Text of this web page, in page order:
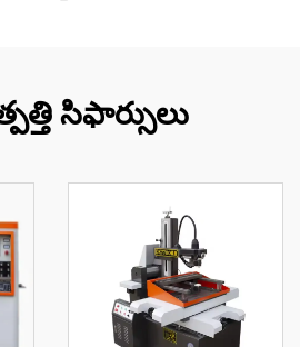
సిఫార్సులు